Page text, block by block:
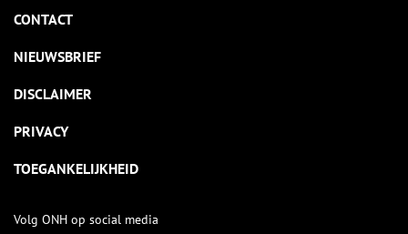
CONTACT
NIEUWSBRIEF
DISCLAIMER
PRIVACY
TOEGANKELIJKHEID
Volg ONH op social media